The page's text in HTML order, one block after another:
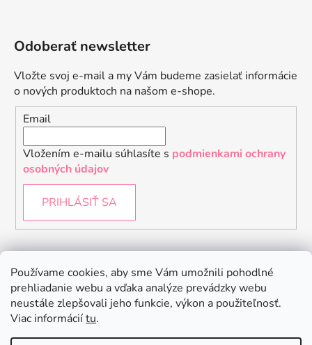
Používame cookies, aby sme Vám umožnili pohodlné
prehliadanie webu a vďaka analýze prevádzky webu
neustále zlepšovali jeho funkcie, výkon a použiteľnosť.
Viac informáciítu.
Odoberať newsletter
Vložte svoj e-mail a my Vám budeme zasielať informácie
o nových produktoch na našom e-shope.
Email
Vložením e-mailu súhlasíte s podmienkami ochrany
osobných údajov
PRIHLÁSIŤ SA
Instagram